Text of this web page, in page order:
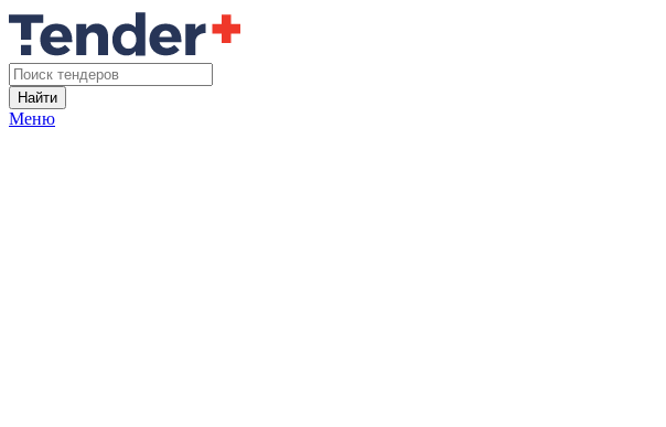
Найти
Меню